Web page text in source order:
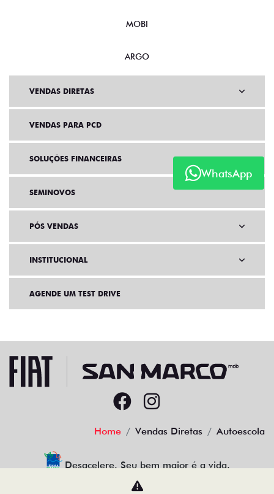
WhatsApp
MOBI
ARGO
VENDAS DIRETAS
VENDAS PARA PCD
SOLUÇÕES FINANCEIRAS
SEMINOVOS
PÓS VENDAS
INSTITUCIONAL
AGENDE UM TEST DRIVE
Home Vendas Diretas Autoescola
Desacelere. Seu bem maior é a vida.